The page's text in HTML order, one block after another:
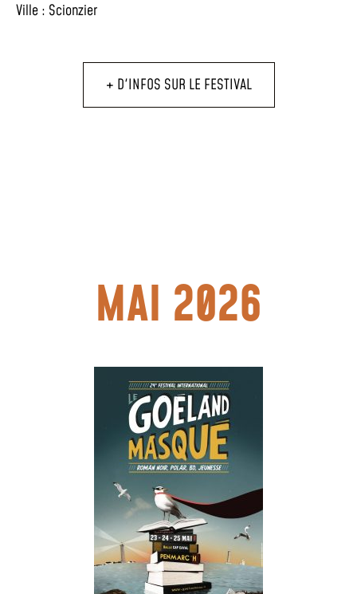
Ville : Scionzier
+ D'INFOS SUR LE FESTIVAL
MAI 2026